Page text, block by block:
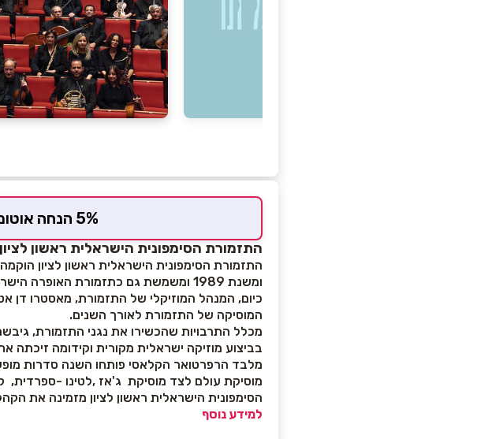
5% הנחה אוטומטית למשלמים בכרטיס המועדון
התזמורת הסימפונית הישראלית ראשון לציון
התזמורת הסימפונית הישראלית ראשון לציון הוקמה בשנת 1988 ביוזמת ראש העיר,
ומשנת 1989 ומשמשת גם כתזמורת האופרה הישראלית.
כיום, המנהל המוזיקלי של התזמורת, מאסטרו דן
המוסיקה של התזמורת לאורך השנים.
מכלל התרבויות שהכשירו את נגני התזמורת,
בביצוע מוזיקה ישראלית מקורית וקידומה זיכתה
מלבד הרפרטואר הקלאסי פותחו השנה סדרות
מוסיקת עולם לצד מוסיקת ג'אז ,לטינו -
הסימפונית הישראלית ראשון לציון מזמינה את
למידע נוסף